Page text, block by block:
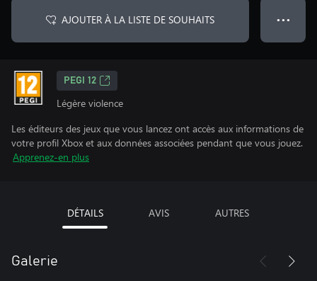
AJOUTER À LA LISTE DE SOUHAITS ● ● ●
PEGI 12
Légère violence
Les éditeurs des jeux que vous lancez ont accès aux informations de
votre profil Xbox et aux données associées pendant que vous jouez.
Apprenez-en plus
DÉTAILS AVIS AUTRES
Galerie